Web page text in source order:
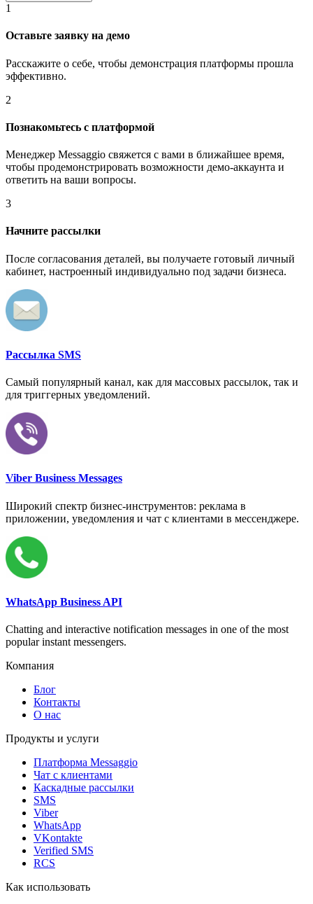
1
Оставьте заявку на демо
Расскажите о себе, чтобы демонстрация платформы прошла
эффективно.
2
Познакомьтесь с платформой
Менеджер Messaggio свяжется с вами в ближайшее время,
чтобы продемонстрировать возможности демо-аккаунта и
ответить на ваши вопросы.
3
Начните рассылки
После согласования деталей, вы получаете готовый личный
кабинет, настроенный индивидуально под задачи бизнеса.
Рассылка SMS
Самый популярный канал, как для массовых рассылок, так и
для триггерных уведомлений.
Viber Business Messages
Широкий спектр бизнес-инструментов: реклама в
приложении, уведомления и чат с клиентами в мессенджере.
WhatsApp Business API
Chatting and interactive notification messages in one of the most
popular instant messengers.
Компания
Блог
Контакты
О нас
Продукты и услуги
Платформа Messaggio
Чат с клиентами
Каскадные рассылки
SMS
Viber
WhatsApp
VKontakte
Verified SMS
RCS
Как использовать